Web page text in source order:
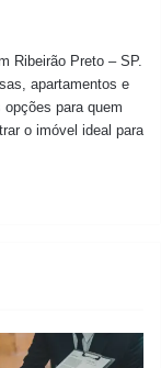
Ribeirão Preto – SP.
apartamentos e
para quem
o imóvel ideal para